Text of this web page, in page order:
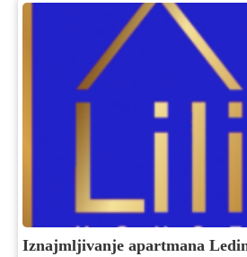
Iznajmljivanje apartmana